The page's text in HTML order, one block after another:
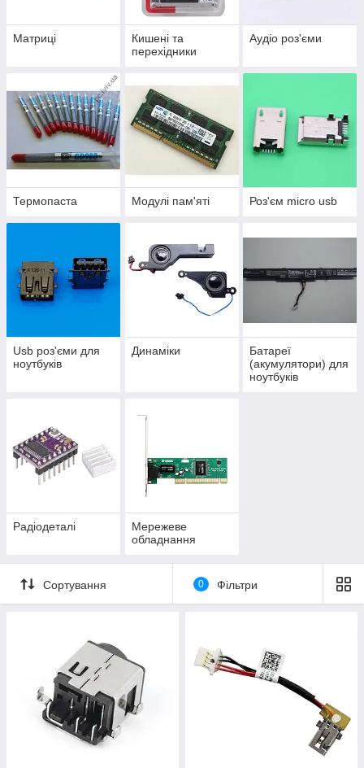
Матриці
Кишені та
перехідники
Аудіо роз'єми
Термопаста Модулі пам'яті Роз'єм micro usb
Usb роз'єми для
ноутбуків
Динаміки
Батареї
(акумулятори) для
ноутбуків
Радіодеталі
Мережеве
обладнання
Сортування 0 Фільтри